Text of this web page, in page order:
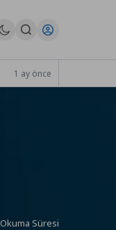
1 ay önce
Süresi